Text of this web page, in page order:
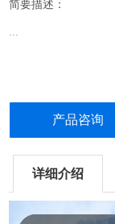
简要描述：
...
产品咨询
详细介绍